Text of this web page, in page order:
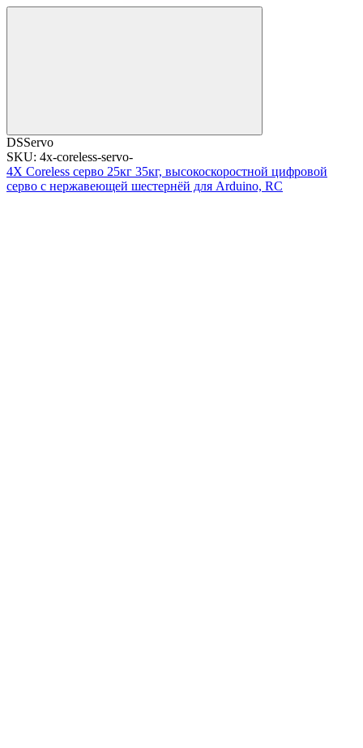
DSServo
SKU: 4x-coreless-servo-
4X Coreless серво 25кг 35кг, высокоскоростной цифровой
серво с нержавеющей шестернёй для Arduino, RC